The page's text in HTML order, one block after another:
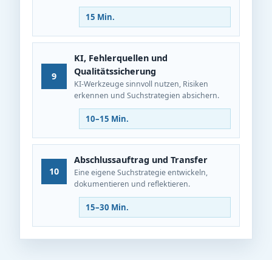
15 Min.
9
KI, Fehlerquellen und
Qualitätssicherung
KI-Werkzeuge sinnvoll nutzen, Risiken
erkennen und Suchstrategien absichern.
10–15 Min.
10
Abschlussauftrag und Transfer
Eine eigene Suchstrategie entwickeln,
dokumentieren und reflektieren.
15–30 Min.